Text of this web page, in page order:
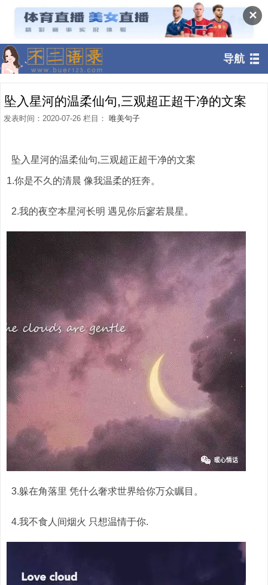
✕
导航
坠入星河的温柔仙句,三观超正超干净的文案
发表时间：2020-07-26 栏目： 唯美句子
坠入星河的温柔仙句,三观超正超干净的文案
1.你是不久的清晨 像我温柔的狂奔。
2.我的夜空本星河长明 遇见你后寥若晨星。
3.躲在角落里 凭什么奢求世界给你万众瞩目。
4.我不食人间烟火 只想温情于你.